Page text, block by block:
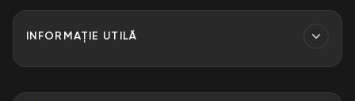
INFORMAȚIE UTILĂ